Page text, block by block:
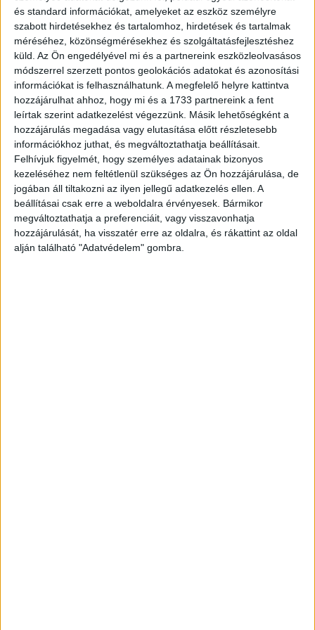
és standard információkat, amelyeket az eszköz személyre
szabott hirdetésekhez és tartalomhoz, hirdetések és tartalmak
méréséhez, közönségmérésekhez és szolgáltatásfejlesztéshez
küld. Az Ön engedélyével mi és a partnereink eszközleolvasásos
módszerrel szerzett pontos geolokációs adatokat és azonosítási
információkat is felhasználhatunk. A megfelelő helyre kattintva
hozzájárulhat ahhoz, hogy mi és a 1733 partnereink a fent
leírtak szerint adatkezelést végezzünk. Másik lehetőségként a
hozzájárulás megadása vagy elutasítása előtt részletesebb
információkhoz juthat, és megváltoztathatja beállításait.
Felhívjuk figyelmét, hogy személyes adatainak bizonyos
kezeléséhez nem feltétlenül szükséges az Ön hozzájárulása, de
jogában áll tiltakozni az ilyen jellegű adatkezelés ellen. A
beállításai csak erre a weboldalra érvényesek. Bármikor
megváltoztathatja a preferenciáit, vagy visszavonhatja
hozzájárulását, ha visszatér erre az oldalra, és rákattint az oldal
alján található "Adatvédelem" gombra.
A digitális készségekről kiírt pályázatra a jelentkezés
határideje november 21.
OLVASTA MÁR?
Így lehet támogatásból nyaralót venni